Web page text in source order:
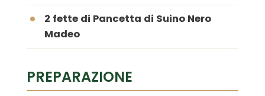
2 fette di Pancetta di Suino Nero
Madeo
PREPARAZIONE